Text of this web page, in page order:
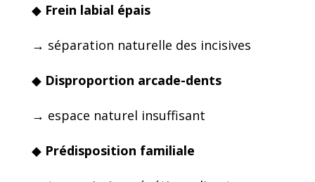
◆ Frein labial épais
→ séparation naturelle des incisives
◆ Disproportion arcade-dents
→ espace naturel insuffisant
◆ Prédisposition familiale